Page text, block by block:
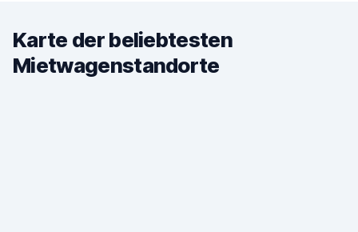
Karte der beliebtesten
Mietwagenstandorte